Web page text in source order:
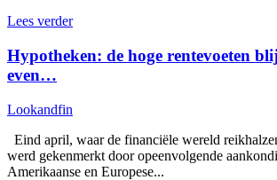
Lees verder
Hypotheken: de hoge rentevoeten
even…
Lookandfin
Eind april, waar de financiële wereld
werd gekenmerkt door opeenvolgende
Amerikaanse en Europese...